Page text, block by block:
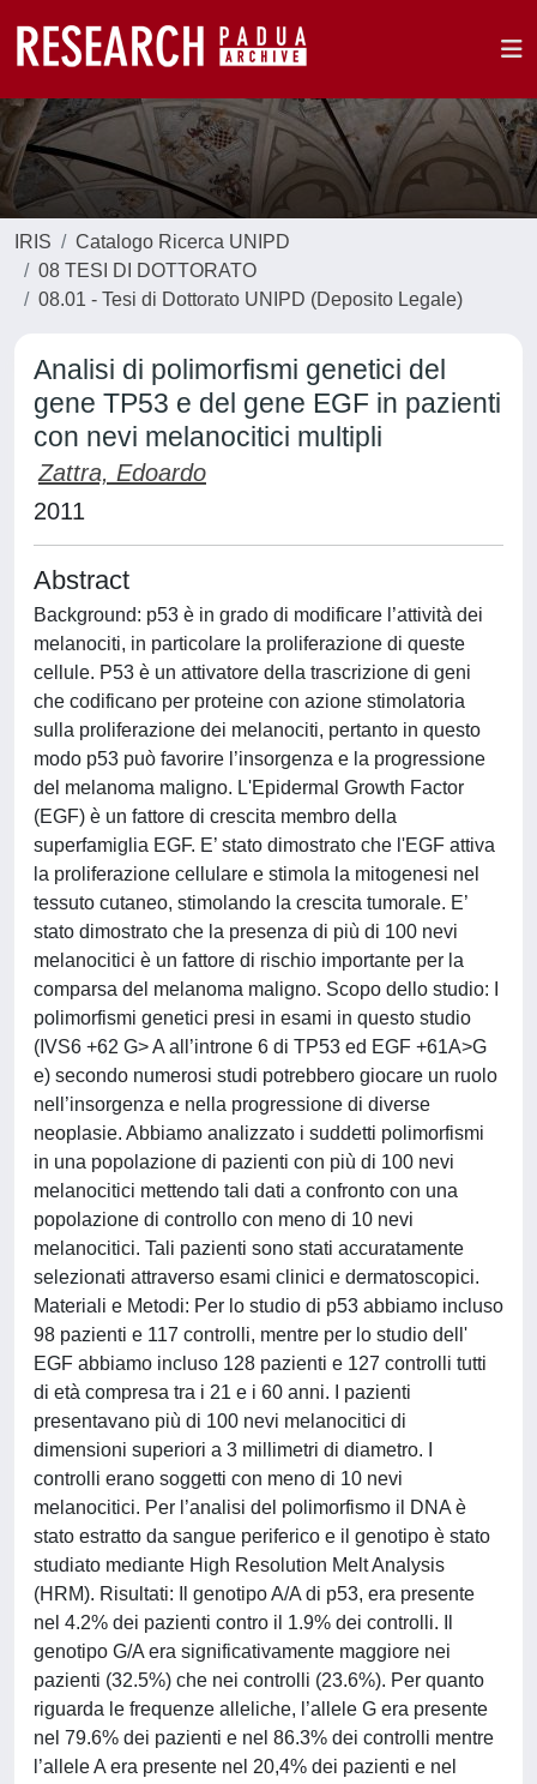
IRIS
Catalogo Ricerca UNIPD
08 TESI DI DOTTORATO
08.01 - Tesi di Dottorato UNIPD (Deposito Legale)
Analisi di polimorfismi genetici del
gene TP53 e del gene EGF in pazienti
con nevi melanocitici multipli
Zattra, Edoardo
2011
Abstract
Background: p53 è in grado di modificare l’attività dei
melanociti, in particolare la proliferazione di queste
cellule. P53 è un attivatore della trascrizione di geni
che codificano per proteine con azione stimolatoria
sulla proliferazione dei melanociti, pertanto in questo
modo p53 può favorire l’insorgenza e la progressione
del melanoma maligno. L'Epidermal Growth Factor
(EGF) è un fattore di crescita membro della
superfamiglia EGF. E’ stato dimostrato che l'EGF attiva
la proliferazione cellulare e stimola la mitogenesi nel
tessuto cutaneo, stimolando la crescita tumorale. E’
stato dimostrato che la presenza di più di 100 nevi
melanocitici è un fattore di rischio importante per la
comparsa del melanoma maligno. Scopo dello studio: I
polimorfismi genetici presi in esami in questo studio
(IVS6 +62 G> A all’introne 6 di TP53 ed EGF +61A>G
e) secondo numerosi studi potrebbero giocare un ruolo
nell’insorgenza e nella progressione di diverse
neoplasie. Abbiamo analizzato i suddetti polimorfismi
in una popolazione di pazienti con più di 100 nevi
melanocitici mettendo tali dati a confronto con una
popolazione di controllo con meno di 10 nevi
melanocitici. Tali pazienti sono stati accuratamente
selezionati attraverso esami clinici e dermatoscopici.
Materiali e Metodi: Per lo studio di p53 abbiamo incluso
98 pazienti e 117 controlli, mentre per lo studio dell'
EGF abbiamo incluso 128 pazienti e 127 controlli tutti
di età compresa tra i 21 e i 60 anni. I pazienti
presentavano più di 100 nevi melanocitici di
dimensioni superiori a 3 millimetri di diametro. I
controlli erano soggetti con meno di 10 nevi
melanocitici. Per l’analisi del polimorfismo il DNA è
stato estratto da sangue periferico e il genotipo è stato
studiato mediante High Resolution Melt Analysis
(HRM). Risultati: Il genotipo A/A di p53, era presente
nel 4.2% dei pazienti contro il 1.9% dei controlli. Il
genotipo G/A era significativamente maggiore nei
pazienti (32.5%) che nei controlli (23.6%). Per quanto
riguarda le frequenze alleliche, l’allele G era presente
nel 79.6% dei pazienti e nel 86.3% dei controlli mentre
l’allele A era presente nel 20,4% dei pazienti e nel